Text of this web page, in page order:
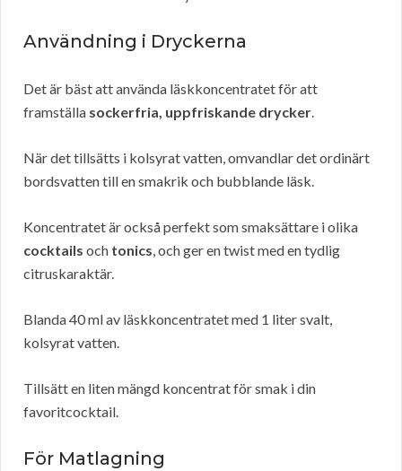
Användning i Dryckerna
Det är bäst att använda läskkoncentratet för att
framställa sockerfria, uppfriskande drycker.
När det tillsätts i kolsyrat vatten, omvandlar det ordinärt
bordsvatten till en smakrik och bubblande läsk.
Koncentratet är också perfekt som smaksättare i olika
cocktails och tonics, och ger en twist med en tydlig
citruskaraktär.
Blanda 40 ml av läskkoncentratet med 1 liter svalt,
kolsyrat vatten.
Tillsätt en liten mängd koncentrat för smak i din
favoritcocktail.
För Matlagning